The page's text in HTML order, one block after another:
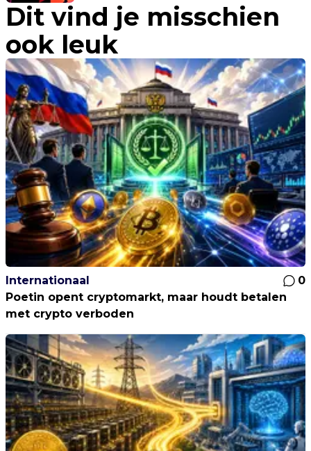
Dit vind je misschien
ook leuk
Internationaal
0
Poetin opent cryptomarkt, maar houdt betalen
met crypto verboden